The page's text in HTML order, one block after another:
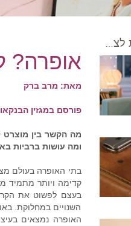
מאת: מרב ברק
פורסם במגזין הבנקאות
ומה עושות ברביות
קדימה ויותר מתמיד
בעצם לִפשוט את
השנויים במחלוקת.
האופרה נמצאים
VOD - הרצאות מלאות לצפייה בכל עת